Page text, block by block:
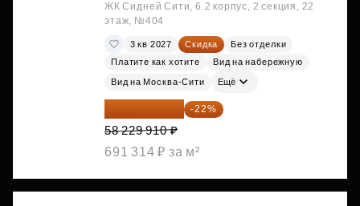
ЖК Сидней Сити, 6.2 корпус, 2 секция, 22
этаж, №404
3 кв 2027 Скидка
Без отделки
Платите как хотите
Вид на набережную
Вид на Москва-Сити Ещё
45 419 330 ₽ -22%
58 229 910 ₽
691 314 ₽ за м²